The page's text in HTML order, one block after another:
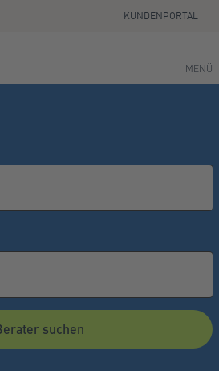
KUNDENPORTAL
MENÜ
suchen